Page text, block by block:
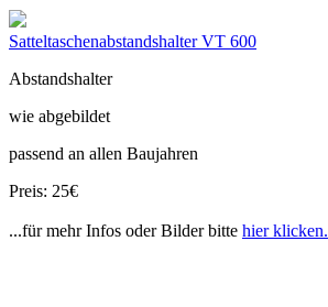
Satteltaschenabstandshalter VT 600
Abstandshalter
wie abgebildet
passend an allen Baujahren
Preis: 25€
...für mehr Infos oder Bilder bitte hier klicken.